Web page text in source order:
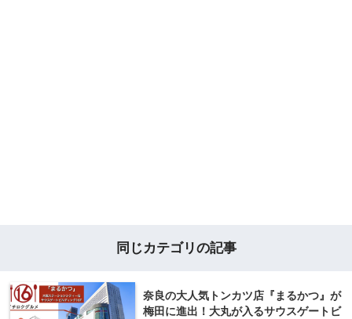
同じカテゴリの記事
奈良の大人気トンカツ店『まるかつ』が
梅田に進出！大丸が入るサウスゲートビ